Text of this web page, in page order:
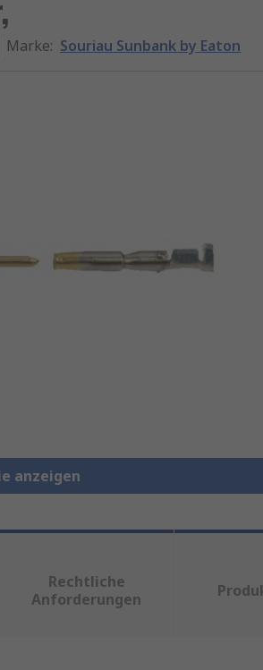
Marke: Souriau Sunbank by Eaton
anzeigen
Rechtliche
Anforderungen